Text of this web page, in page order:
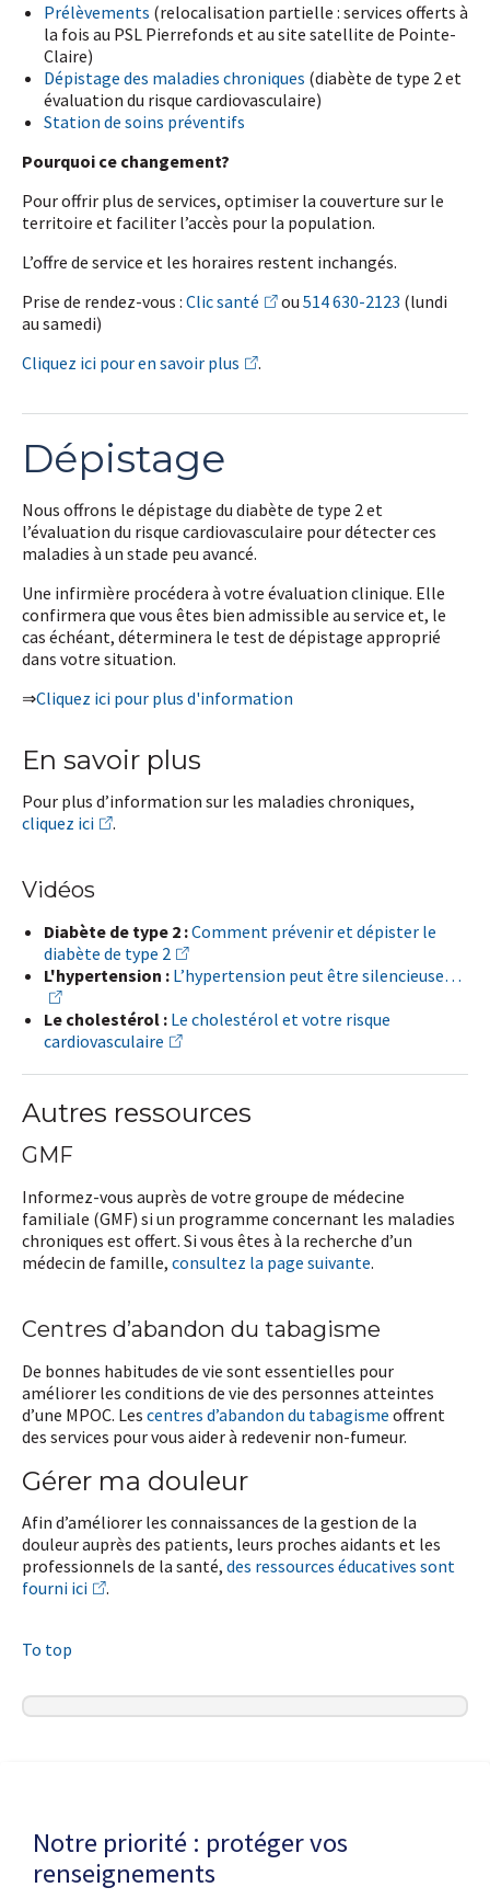
Prélèvements (relocalisation partielle : services offerts à
la fois au PSL Pierrefonds et au site satellite de Pointe-
Claire)
Dépistage des maladies chroniques (diabète de type 2 et
évaluation du risque cardiovasculaire)
Station de soins préventifs
Pourquoi ce changement?
Pour offrir plus de services, optimiser la couverture sur le
territoire et faciliter l’accès pour la population.
L’offre de service et les horaires restent inchangés.
Prise de rendez-vous : Clic santé ou 514 630-2123 (lundi
au samedi)
Cliquez ici pour en savoir plus
.
Dépistage
Nous offrons le dépistage du diabète de type 2 et
l’évaluation du risque cardiovasculaire pour détecter ces
maladies à un stade peu avancé.
Une infirmière procédera à votre évaluation clinique. Elle
confirmera que vous êtes bien admissible au service et, le
cas échéant, déterminera le test de dépistage approprié
dans votre situation.
⇒Cliquez ici pour plus d'information
En savoir plus
Pour plus d’information sur les maladies chroniques,
cliquez ici
.
Vidéos
Diabète de type 2 :Comment prévenir et dépister le
diabète de type 2
L'hypertension : L’hypertension peut être silencieuse…
Le cholestérol : Le cholestérol et votre risque
cardiovasculaire
Autres ressources
GMF
Informez-vous auprès de votre groupe de médecine
familiale (GMF) si un programme concernant les maladies
chroniques est offert. Si vous êtes à la recherche d’un
médecin de famille, consultez la page suivante.
Centres d’abandon du tabagisme
De bonnes habitudes de vie sont essentielles pour
améliorer les conditions de vie des personnes atteintes
d’une MPOC. Les centres d’abandon du tabagisme offrent
des services pour vous aider à redevenir non-fumeur.
Gérer ma douleur
Afin d’améliorer les connaissances de la gestion de la
douleur auprès des patients, leurs proches aidants et les
professionnels de la santé, des ressources éducatives sont
fourni ici
.
To top
Notre priorité : protéger vos
renseignements